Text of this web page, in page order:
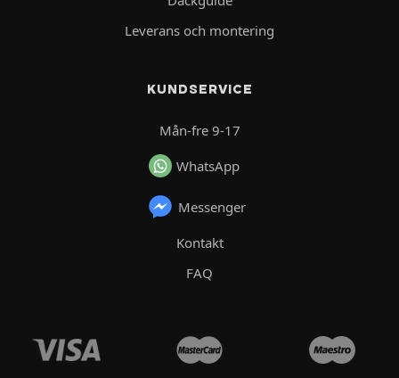
Leverans och montering
KUNDSERVICE
Mån-fre 9-17
WhatsApp
Messenger
Kontakt
FAQ